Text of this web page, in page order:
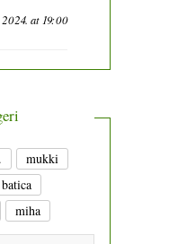
at 19:00
mukki
batica
miha